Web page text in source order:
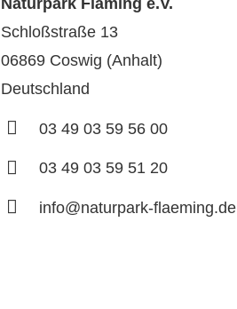
Naturpark Fläming e.V.
Schloßstraße 13
06869 Coswig (Anhalt)
Deutschland
03 49 03 59 56 00
03 49 03 59 51 20
info@naturpark-flaeming.de